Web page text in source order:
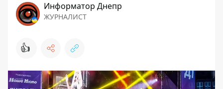
Информатор Днепр
ЖУРНАЛИСТ
👍